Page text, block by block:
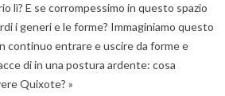
lì? E se corrompessimo in questo spazio
i generi e le forme? Immaginiamo questo
continuo entrare e uscire da forme e
di in una postura ardente: cosa
Quixote? »